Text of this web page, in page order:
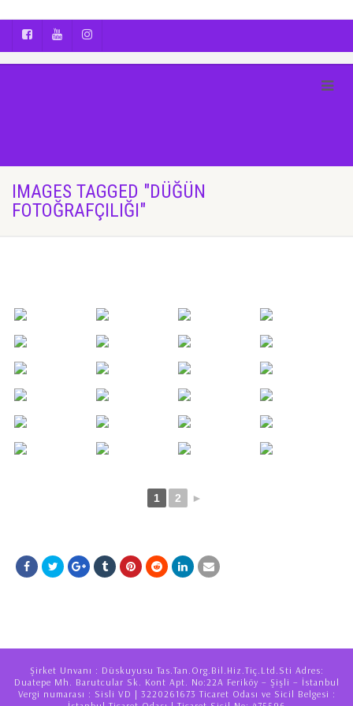
IMAGES TAGGED "DÜĞÜN
FOTOĞRAFÇILIĞI"
1 2 ►
Şirket Unvanı : Düskuyusu Tas.Tan.Org.Bil.Hiz.Tiç.Ltd.Sti Adres:
Duatepe Mh. Barutcular Sk. Kont Apt. No:22A Feriköy – Şişli – İstanbul
Vergi numarası : Sisli VD | 3220261673 Ticaret Odası ve Sicil Belgesi :